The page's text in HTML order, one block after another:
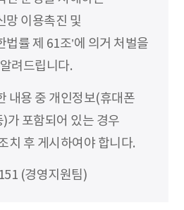
망 이용촉진 및
법률 제 61조’에 의거 처벌을
려드립니다.
내용 중 개인정보(휴대폰
가 포함되어 있는 경우
치 후 게시하여야 합니다.
(경영지원팀)